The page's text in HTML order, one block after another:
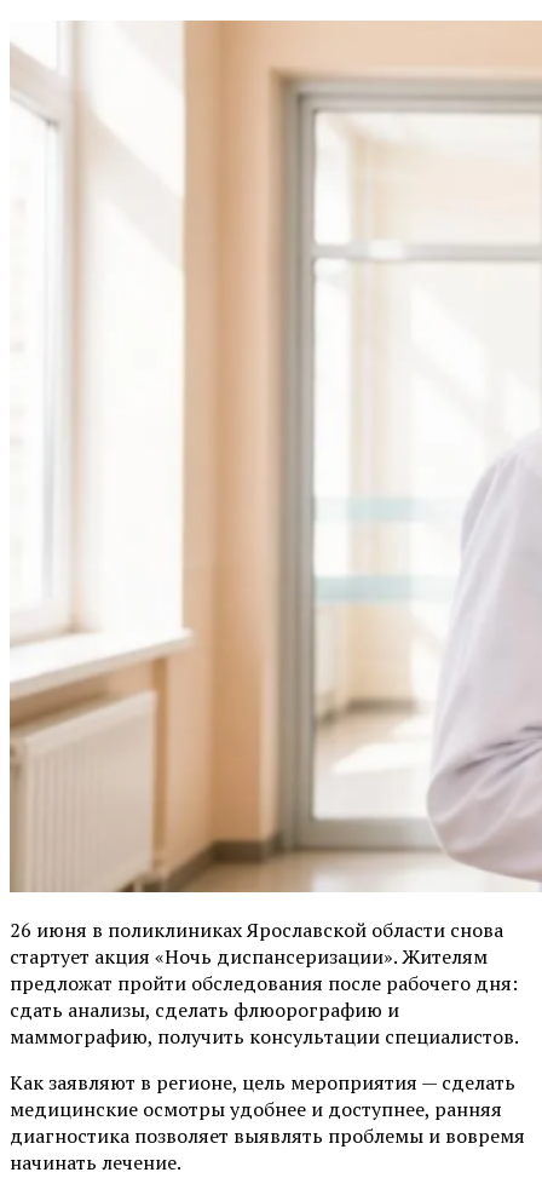
26 июня в поликлиниках Ярославской области снова
стартует акция «Ночь диспансеризации». Жителям
предложат пройти обследования после рабочего дня:
сдать анализы, сделать флюорографию и
маммографию, получить консультации специалистов.
Как заявляют в регионе, цель мероприятия — сделать
медицинские осмотры удобнее и доступнее, ранняя
диагностика позволяет выявлять проблемы и вовремя
начинать лечение.